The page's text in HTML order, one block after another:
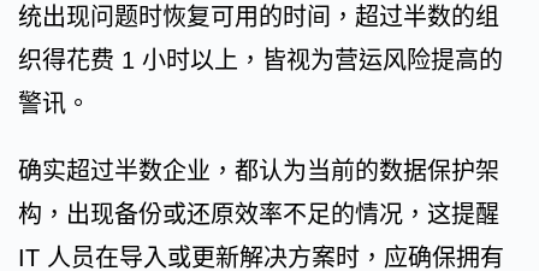
统出现问题时恢复可用的时间，超过半数的组
织得花费 1 小时以上，皆视为营运风险提高的
警讯。
确实超过半数企业，都认为当前的数据保护架
构，出现备份或还原效率不足的情况，这提醒
IT 人员在导入或更新解决方案时，应确保拥有